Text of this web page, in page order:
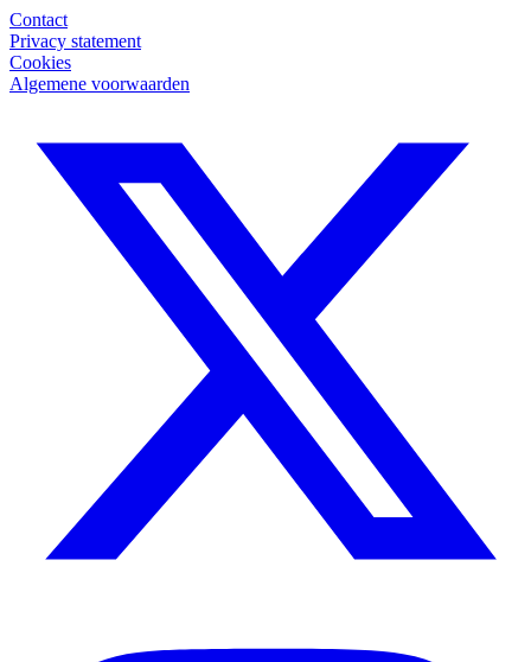
Contact
Privacy statement
Cookies
Algemene voorwaarden